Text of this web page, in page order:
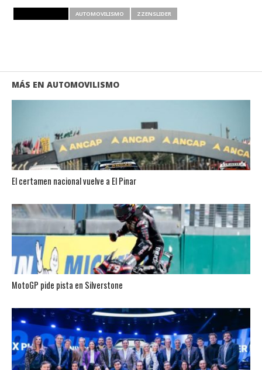
AUTOMOVILISMO ZZENSLIDER
MÁS EN AUTOMOVILISMO
El certamen nacional vuelve a El Pinar
MotoGP pide pista en Silverstone